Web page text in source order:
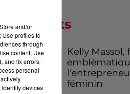
Podcasts
Kelly Massol,
féminin
and/or
profiles to
through
content; Use
and fix errors;
personal
devices